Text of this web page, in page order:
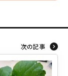
次の記事